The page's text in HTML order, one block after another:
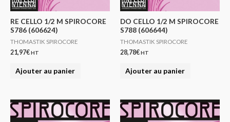
RE CELLO 1/2 M SPIROCORE
S786 (606624)
THOMASTIK SPIROCORE
21,97€HT
Ajouter au panier
DO CELLO 1/2 M SPIROCORE
S788 (606644)
THOMASTIK SPIROCORE
28,78€HT
Ajouter au panier